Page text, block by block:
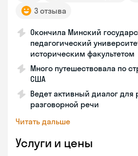
3 отзыва
Окончила Минский
педагогический
историческим факультетом
Много путешествовала по
США
Ведет активный диалог для
разговорной речи
Читать дальше
Услуги и цены